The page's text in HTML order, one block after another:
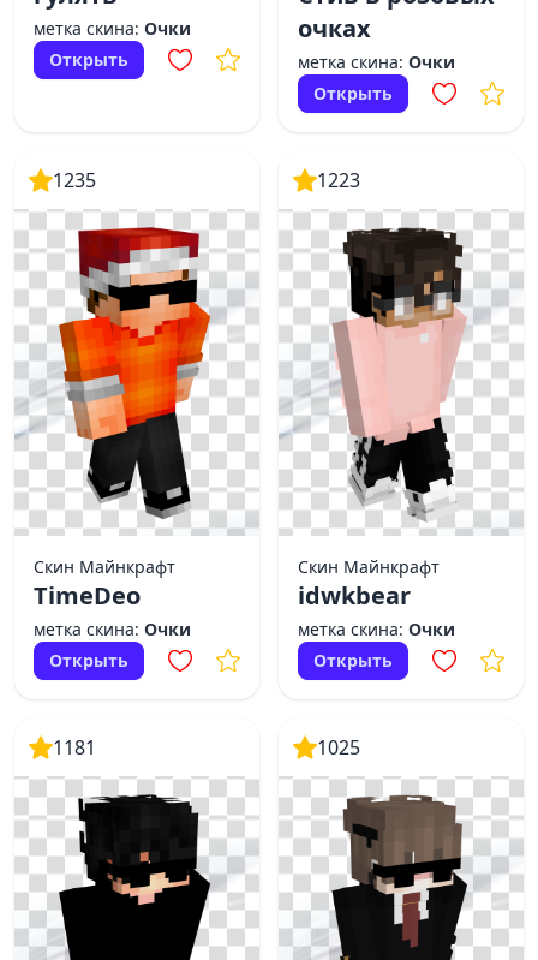
метка скина: Очки
Открыть
очках
метка скина: Очки
Открыть
1235
Скин Майнкрафт
TimeDeo
метка скина: Очки
Открыть
1223
Скин Майнкрафт
idwkbear
метка скина: Очки
Открыть
1181 1025